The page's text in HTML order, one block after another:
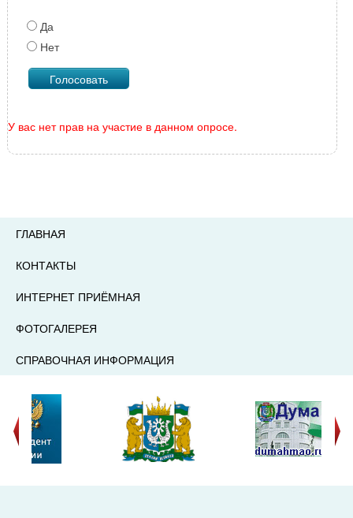
Да
Нет
У вас нет прав на участие в данном опросе.
ГЛАВНАЯ
КОНТАКТЫ
ИНТЕРНЕТ ПРИЁМНАЯ
ФОТОГАЛЕРЕЯ
СПРАВОЧНАЯ ИНФОРМАЦИЯ